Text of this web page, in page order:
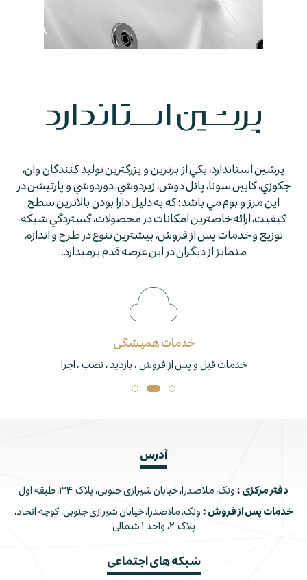
پرشين استاندارد، يكي از برترين و بزرگترين توليد كنندگان وان،
جكوزي، كابين سونا، پانل دوش، زيردوشي، دوردوشي و پارتيشن در
اين مرز و بوم مي باشد؛ كه به دليل دارا بودن بالاترين سطح
كيفيت، ارائه خاصترين امكانات در محصولات، گستردگي شبكه
توزيع و خدمات پس از فروش، بيشترين تنوع در طرح و اندازه،
متمايز از ديگران در اين عرصه قدم برمي­دارد.
خدمات همیشگی
خدمات قبل و پس از فروش ، بازدید ، نصب ، اجرا
آدرس
دفتر مرکزی : ونک، ملاصدرا، خیابان شیرازی جنوبی، پلاک ۳۴، طبقه اول
خدمات پس از فروش : ونک، ملاصدرا، خیابان شیرازی جنوبی، کوچه اتحاد،
پلاک ۲، واحد ۱ شمالی
شبکه های اجتماعی